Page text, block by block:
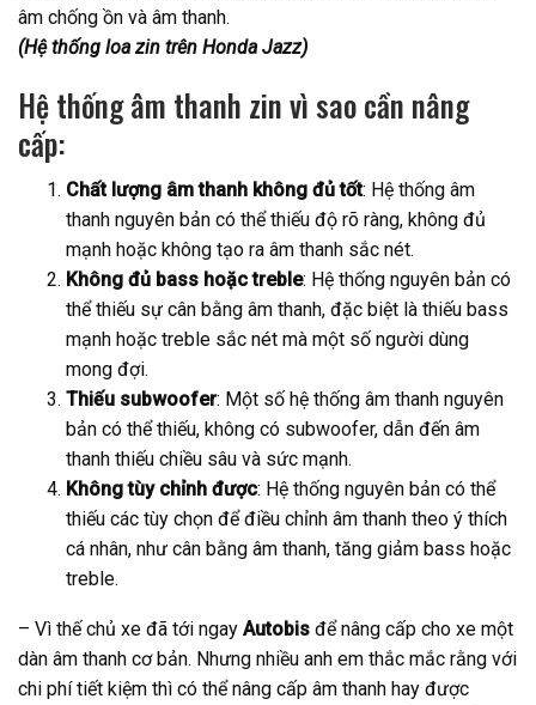
âm chống ồn và âm thanh.
(Hệ thống loa zin trên Honda Jazz)
Hệ thống âm thanh zin vì sao cần nâng
cấp:
Chất lượng âm thanh không đủ tốt: Hệ thống âm
thanh nguyên bản có thể thiếu độ rõ ràng, không đủ
mạnh hoặc không tạo ra âm thanh sắc nét.
Không đủ bass hoặc treble: Hệ thống nguyên bản có
thể thiếu sự cân bằng âm thanh, đặc biệt là thiếu bass
mạnh hoặc treble sắc nét mà một số người dùng
mong đợi.
Thiếu subwoofer: Một số hệ thống âm thanh nguyên
bản có thể thiếu, không có subwoofer, dẫn đến âm
thanh thiếu chiều sâu và sức mạnh.
Không tùy chỉnh được: Hệ thống nguyên bản có thể
thiếu các tùy chọn để điều chỉnh âm thanh theo ý thích
cá nhân, như cân bằng âm thanh, tăng giảm bass hoặc
treble.
– Vì thế chủ xe đã tới ngay Autobis để nâng cấp cho xe một
dàn âm thanh cơ bản. Nhưng nhiều anh em thắc mắc rằng với
chi phí tiết kiệm thì có thể nâng cấp âm thanh hay được